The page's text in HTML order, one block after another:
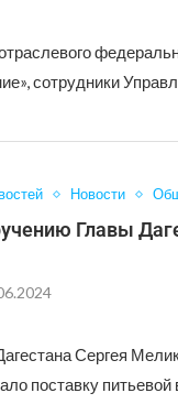
сотрудники
Новости
Главы
Сергея
поставку